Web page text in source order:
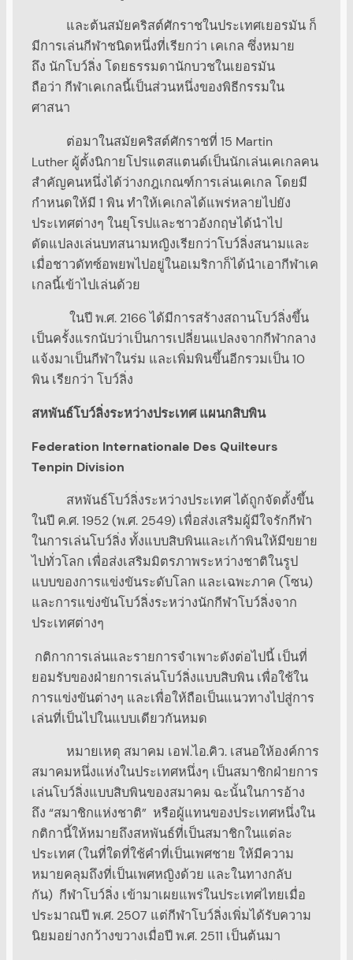
และต้นสมัยคริสต์ศักราชในประเทศเยอรมัน ก็
มีการเล่นกีฬาชนิดหนึ่งที่เรียกว่า เคเกล ซึ่งหมาย
ถึง นักโบว์ลิ่ง โดยธรรมดานักบวชในเยอรมัน
ถือว่า กีฬาเคเกลนี้เป็นส่วนหนึ่งของพิธีกรรมใน
ศาสนา
ต่อมาในสมัยคริสต์ศักราชที่ 15 Martin
Luther ผู้ตั้งนิกายโปรแตสแตนด์เป็นนักเล่นเคเกลคน
สำคัญคนหนึ่งได้ว่างกฎเกณฑ์การเล่นเคเกล โดยมี
กำหนดให้มี 1 พิน ทำให้เคเกลได้แพร่หลายไปยัง
ประเทศต่างๆ ในยุโรปและชาวอังกฤษได้นำไป
ดัดแปลงเล่นบทสนามหญิงเรียกว่าโบว์ลิ่งสนามและ
เมื่อชาวดัทซ์อพยพไปอยู่ในอเมริกาก็ได้นำเอากีฬาเค
เกลนี้เข้าไปเล่นด้วย
ในปี พ.ศ. 2166 ได้มีการสร้างสถานโบว์ลิ่งขึ้น
เป็นครั้งแรกนับว่าเป็นการเปลี่ยนแปลงจากกีฬากลาง
แจ้งมาเป็นกีฬาในร่ม และเพิ่มพินขึ้นอีกรวมเป็น 10
พิน เรียกว่า โบว์ลิ่ง
สหพันธ์โบว์ลิ่งระหว่างประเทศ แผนกสิบพิน
Federation Internationale Des Quilteurs
Tenpin Division
สหพันธ์โบว์ลิ่งระหว่างประเทศ ได้ถูกจัดตั้งขึ้น
ในปี ค.ศ. 1952 (พ.ศ. 2549) เพื่อส่งเสริมผู้มีใจรักกีฬา
ในการเล่นโบว์ลิ่ง ทั้งแบบสิบพินและเก้าพินให้มีขยาย
ไปทั่วโลก เพื่อส่งเสริมมิตรภาพระหว่างชาติในรูป
แบบของการแข่งขันระดับโลก และเฉพะภาค (โซน)
และการแข่งขันโบว์ลิ่งระหว่างนักกีฬาโบว์ลิ่งจาก
ประเทศต่างๆ
กติกาการเล่นและรายการจำเพาะดังต่อไปนี้ เป็นที่
ยอมรับของฝ่ายการเล่นโบว์ลิ่งแบบสิบพิน เพื่อใช้ใน
การแข่งขันต่างๆ และเพื่อให้ถือเป็นแนวทางไปสู่การ
เล่นที่เป็นไปในแบบเดียวกันหมด
หมายเหตุ สมาคม เอฟ.ไอ.คิว. เสนอให้องค์การ
สมาคมหนึ่งแห่งในประเทศหนึ่งๆ เป็นสมาชิกฝ่ายการ
เล่นโบว์ลิ่งแบบสิบพินของสมาคม ฉะนั้นในการอ้าง
ถึง “สมาชิกแห่งชาติ” หรือผู้แทนของประเทศหนึ่งใน
กติกานี้ให้หมายถึงสหพันธ์ที่เป็นสมาชิกในแต่ละ
ประเทศ (ในที่ใดที่ใช้คำที่เป็นเพศชาย ให้มีความ
หมายคลุมถึงที่เป็นเพศหญิงด้วย และในทางกลับ
กัน) กีฬาโบว์ลิ่ง เข้ามาเผยแพร่ในประเทศไทยเมื่อ
ประมาณปี พ.ศ. 2507 แต่กีฬาโบว์ลิ่งเพิ่มได้รับความ
นิยมอย่างกว้างขวางเมื่อปี พ.ศ. 2511 เป็นต้นมา